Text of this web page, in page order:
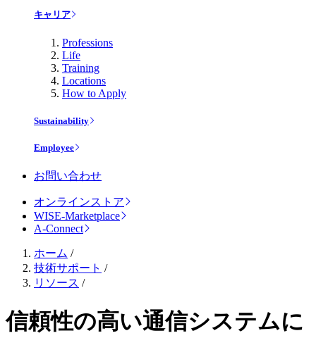
キャリア
Professions
Life
Training
Locations
How to Apply
Sustainability
Employee
お問い合わせ
オンラインストア
WISE-Marketplace
A-Connect
ホーム /
技術サポート /
リソース /
信頼性の高い通信システムに